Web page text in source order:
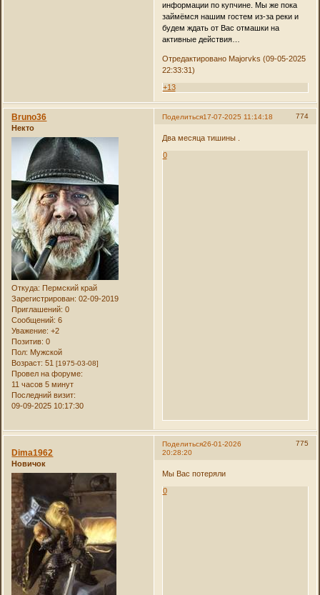
информации по купчине. Мы же пока
займёмся нашим гостем из-за реки и
будем ждать от Вас отмашки на
активные действия…
Отредактировано Majorvks (09-05-2025
22:33:31)
+13
Поделиться 774
17-07-2025 11:14:18
Bruno36
Некто
Откуда: Пермский край
Зарегистрирован: 02-09-2019
Приглашений: 0
Сообщений: 6
Уважение: +2
Позитив: 0
Пол: Мужской
Возраст: 51[1975-03-08]
Провел на форуме:
11 часов 5 минут
Последний визит:
09-09-2025 10:17:30
Два месяца тишины .
0
Поделиться 775
26-01-2026
20:28:20
Dima1962
Новичок
Мы Вас потеряли
0